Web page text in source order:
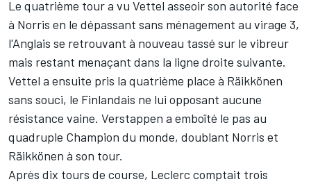
Le quatrième tour a vu Vettel asseoir son autorité face
à Norris en le dépassant sans ménagement au virage 3,
l'Anglais se retrouvant à nouveau tassé sur le vibreur
mais restant menaçant dans la ligne droite suivante.
Vettel a ensuite pris la quatrième place à Räikkönen
sans souci, le Finlandais ne lui opposant aucune
résistance vaine. Verstappen a emboîté le pas au
quadruple Champion du monde, doublant Norris et
Räikkönen à son tour.
Après dix tours de course, Leclerc comptait trois